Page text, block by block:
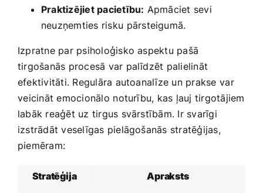
Praktizējiet pacietību: Apmāciet sevi
neuzņemties risku ⁤pārsteigumā.
Izpratne par psiholoģisko aspektu pašā
tirgošanās procesā var palīdzēt palielināt
efektivitāti. Regulāra ‌autoanalīze un prakse ⁢var
⁣veicināt emocionālo⁢ noturību, kas ļauj ‍tirgotājiem
labāk reaģēt uz tirgus svārstībām. Ir svarīgi⁢
izstrādāt veselīgas pielāgošanās​ stratēģijas,
‍piemēram:
Stratēģija Apraksts